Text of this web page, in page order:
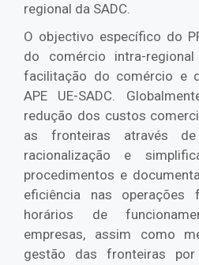
regional da SADC.
O objectivo específico do
do comércio intra-
facilitação do comércio e
APE UE-SADC.
redução dos custos
as fronteiras através de
racionalização e
procedimentos e
eficiência nas operações
horários de
empresas, assim como
gestão das fronteiras